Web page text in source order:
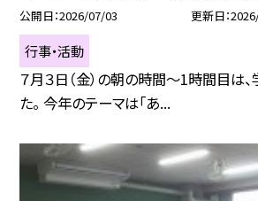
公開日 2026/07/03 更新日
行事・活動
７月３日（金）の朝の時間～1時間目は
た。 今年のテーマは「あ...